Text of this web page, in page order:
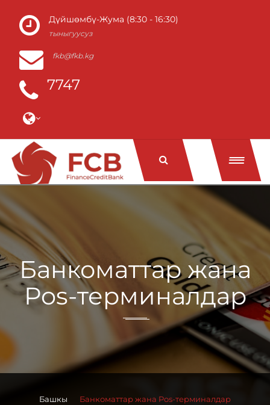
Дүйшөмбү-Жума (8:30 - 16:30)
тыныгуусуз
fkb@fkb.kg
7747
Банкоматтар жана
Pos-терминалдар
Башкы Банкоматтар жана Pos-терминалдар